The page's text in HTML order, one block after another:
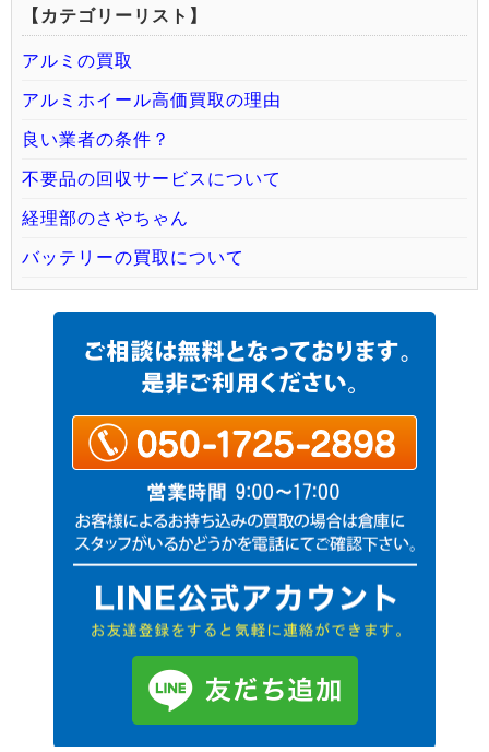
【カテゴリーリスト】
アルミの買取
アルミホイール高価買取の理由
良い業者の条件？
不要品の回収サービスについて
経理部のさやちゃん
バッテリーの買取について